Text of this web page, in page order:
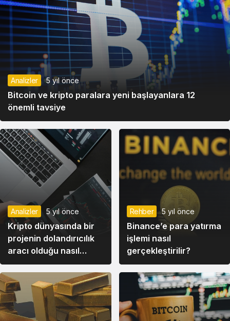
Bulgar Levası 27.20 27.43
0.53%
BIST 100 13662.75 13662.75
Brent Petrol 96.10 96.10
Euro/Dolar 1.1634 1.1636
Analizler 5 yıl önce
Bitcoin ve kripto paralara yeni başlayanlara 12
önemli tavsiye
Analizler 5 yıl önce
Kripto dünyasında bir
projenin dolandırıcılık
aracı olduğu nasıl
anlaşılır?
Rehber 5 yıl önce
Binance’e para yatırma
işlemi nasıl
gerçekleştirilir?